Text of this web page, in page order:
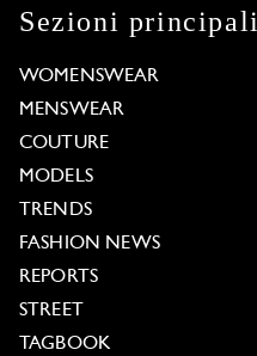
Sezioni principali
WOMENSWEAR
MENSWEAR
COUTURE
MODELS
TRENDS
FASHION NEWS
REPORTS
STREET
TAGBOOK